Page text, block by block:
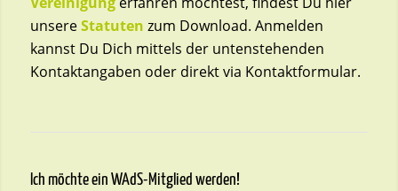
unsereStatuten zum Download. Anmelden
kannst Du Dich mittels der untenstehenden
Kontaktangaben oder direkt via Kontaktformular.
Ich möchte ein WAdS-Mitglied werden!